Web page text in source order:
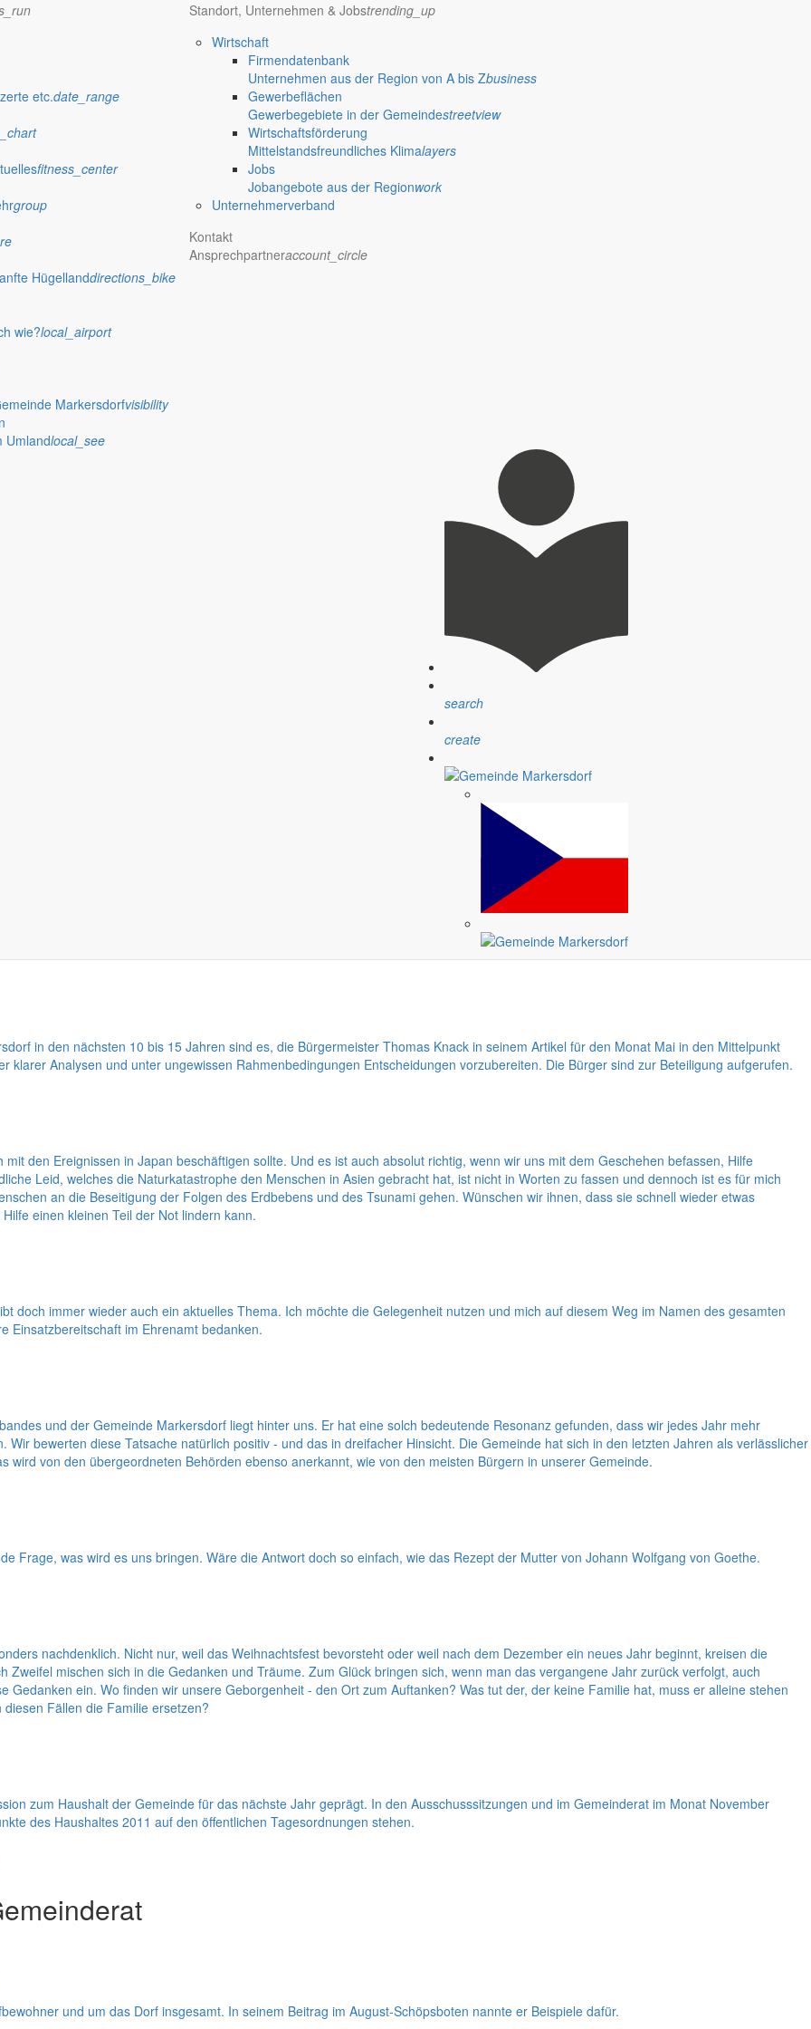
etc.date_range
fitness_center
group
Hügellanddirections_bike
wie?local_airport
Markersdorfvisibility
Umlandlocal_see
Standort, Unternehmen & Jobstrending_up
Wirtschaft
Firmendatenbank
Unternehmen aus der Region von A bis Zbusiness
Gewerbeflächen
Gewerbegebiete in der Gemeindestreetview
Wirtschaftsförderung
Mittelstandsfreundliches Klimalayers
Jobs
Jobangebote aus der Regionwork
Unternehmerverband
Kontakt
Ansprechpartneraccount_circle
search
create
Markersdorf
See weitergeht, erhitzt momentan mehr die Gemüter, als die Sommersonne es vermag. Es vergeht fast keine Woche, wo nicht in
Zwistigkeiten zwischen den Beteiligten rundherum berichtet wird. Ich möchte meinen Bericht heute einmal dazu nutzen, um die Leser
Ehre, am 28. Mai 2011 für die Jugendweiheteilnehmer der achten Klassen der Mittelschule Reichenbach in Krobnitz als Festredner
von der Festrede erwarten. Ich versuchte, mir meine eigene Jugendweihe ins Gedächtnis zurückzurufen und mir war klar, dass die
mit dem Männertag weitergeht, dann müsste man sich in dem Bericht des Monats eigentlich den Frauen zuwenden. Aber lassen wir
Kinder der Grundschule und die Schulanfänger aus den Kindereinrichtungen im gemeinsamen Projektzirkus ihr Können zeigen. Dieser
Lehrern und Erziehern ebenso beliebt, wie bei den Eltern und den Großeltern.
in den nächsten 10 bis 15 Jahren sind es, die Bürgermeister Thomas Knack in seinem Artikel für den Monat Mai in den Mittelpunkt
klarer Analysen und unter ungewissen Rahmenbedingungen Entscheidungen vorzubereiten. Die Bürger sind zur Beteiligung aufgerufen.
den Ereignissen in Japan beschäftigen sollte. Und es ist auch absolut richtig, wenn wir uns mit dem Geschehen befassen, Hilfe
Leid, welches die Naturkatastrophe den Menschen in Asien gebracht hat, ist nicht in Worten zu fassen und dennoch ist es für mich
an die Beseitigung der Folgen des Erdbebens und des Tsunami gehen. Wünschen wir ihnen, dass sie schnell wieder etwas
einen kleinen Teil der Not lindern kann.
doch immer wieder auch ein aktuelles Thema. Ich möchte die Gelegenheit nutzen und mich auf diesem Weg im Namen des gesamten
Einsatzbereitschaft im Ehrenamt bedanken.
und der Gemeinde Markersdorf liegt hinter uns. Er hat eine solch bedeutende Resonanz gefunden, dass wir jedes Jahr mehr
bewerten diese Tatsache natürlich positiv - und das in dreifacher Hinsicht. Die Gemeinde hat sich in den letzten Jahren als verlässlicher
wird von den übergeordneten Behörden ebenso anerkannt, wie von den meisten Bürgern in unserer Gemeinde.
Frage, was wird es uns bringen. Wäre die Antwort doch so einfach, wie das Rezept der Mutter von Johann Wolfgang von Goethe.
nachdenklich. Nicht nur, weil das Weihnachtsfest bevorsteht oder weil nach dem Dezember ein neues Jahr beginnt, kreisen die
mischen sich in die Gedanken und Träume. Zum Glück bringen sich, wenn man das vergangene Jahr zurück verfolgt, auch
ein. Wo finden wir unsere Geborgenheit - den Ort zum Auftanken? Was tut der, der keine Familie hat, muss er alleine stehen
Fällen die Familie ersetzen?
zum Haushalt der Gemeinde für das nächste Jahr geprägt. In den Ausschusssitzungen und im Gemeinderat im Monat November
des Haushaltes 2011 auf den öffentlichen Tagesordnungen stehen.
und um das Dorf insgesamt. In seinem Beitrag im August-Schöpsboten nannte er Beispiele dafür.